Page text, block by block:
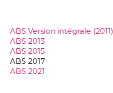
ABS Version intégrale (2011)
ABS 2013
ABS 2015
ABS 2017
ABS 2021